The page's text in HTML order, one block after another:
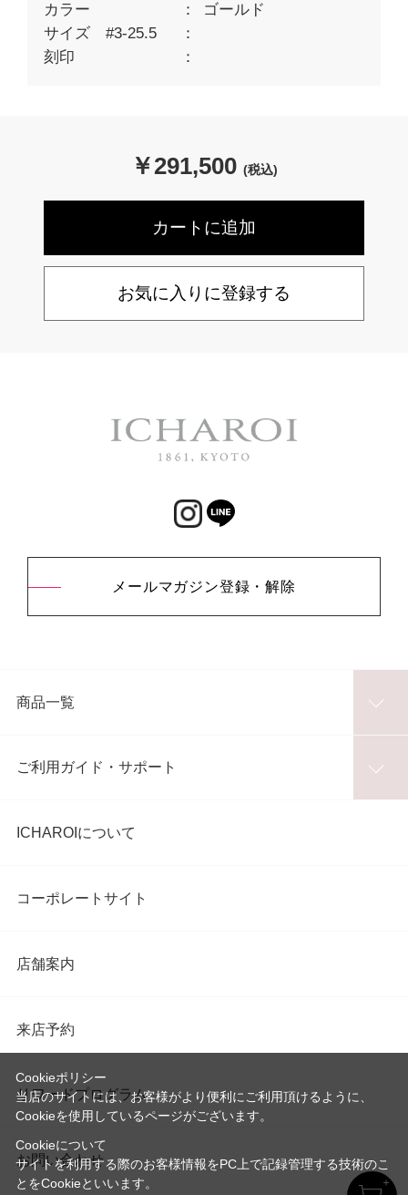
カラー
ゴールド
サイズ #3-25.5
刻印
￥291,500 (税込)
お気に入りに登録する
メールマガジン登録・解除
商品一覧
ご利用ガイド・サポート
ICHAROIについて
コーポレートサイト
店舗案内
来店予約
リワードプログラム
お問い合わせ
Cookieポリシー
当店のサイトには、お客様がより便利にご利用頂けるように、
Cookieを使用しているページがございます。
Cookieについて
サイトを利用する際のお客様情報をPC上で記録管理する技術のこ
とをCookieといいます。